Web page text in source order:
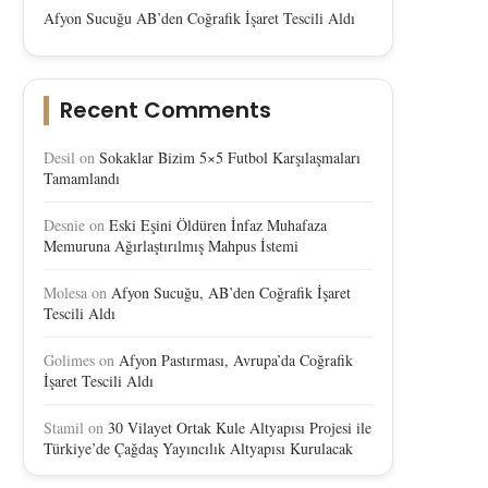
Afyon Sucuğu AB’den Coğrafik İşaret Tescili Aldı
Recent Comments
Desil on Sokaklar Bizim 5×5 Futbol Karşılaşmaları
Tamamlandı
Desnie on Eski Eşini Öldüren İnfaz Muhafaza
Memuruna Ağırlaştırılmış Mahpus İstemi
Molesa on Afyon Sucuğu, AB’den Coğrafik İşaret
Tescili Aldı
Golimes on Afyon Pastırması, Avrupa’da Coğrafik
İşaret Tescili Aldı
Stamil on 30 Vilayet Ortak Kule Altyapısı Projesi ile
Türkiye’de Çağdaş Yayıncılık Altyapısı Kurulacak